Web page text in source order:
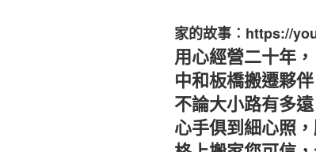
家的故事︰https://
用心經營二十年，
中和板橋搬遷夥
不論大小路有多
心手俱到細心照